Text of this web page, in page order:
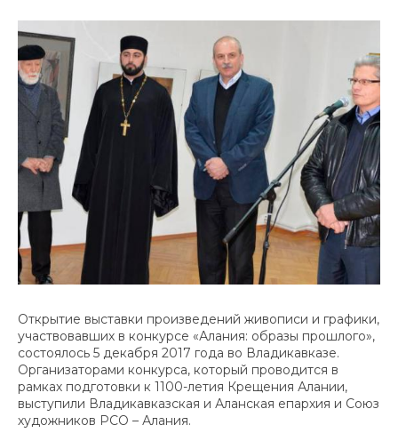
Открытие выставки произведений живописи и графики,
участвовавших в конкурсе «Алания: образы прошлого»,
состоялось 5 декабря 2017 года во Владикавказе.
Организаторами конкурса, который проводится в
рамках подготовки к 1100-летия Крещения Алании,
выступили Владикавказская и Аланская епархия и Союз
художников РСО – Алания.